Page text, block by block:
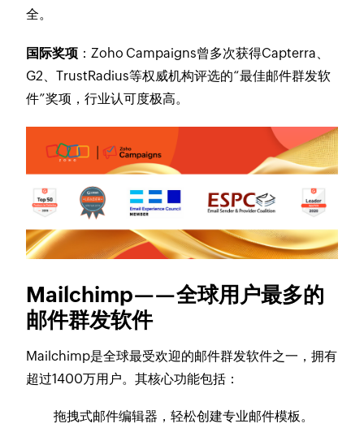
全。
国际奖项 ：Zoho Campaigns曾多次获得Capterra、
G2、TrustRadius等权威机构评选的“最佳邮件群发软
件”奖项，行业认可度极高。
Mailchimp——全球用户最多的
邮件群发软件
Mailchimp是全球最受欢迎的邮件群发软件之一，拥有
超过1400万用户。其核心功能包括：
拖拽式邮件编辑器，轻松创建专业邮件模板。